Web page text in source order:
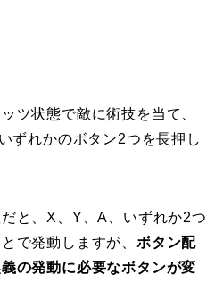
ツ状態で敵に術技を当て、
ずれかのボタン2つを長押し
と、X、Y、A、いずれか2つ
で発動しますが、 ボタン配
の発動に必要なボタンが変